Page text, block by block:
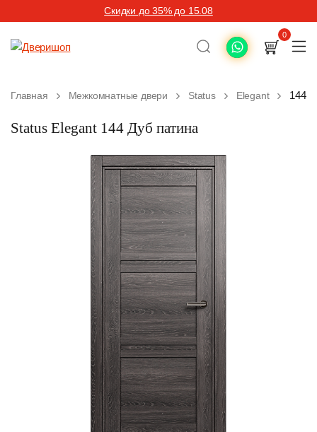
Скидки до 35% до 15.08
0
Главная Межкомнатные двери Status Elegant 144
Status Elegant 144 Дуб патина